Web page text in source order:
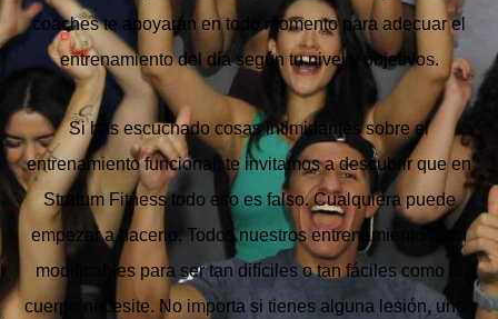
coaches te apoyarán en todo momento para adecuar el
entrenamiento del día según tu nivel y objetivos.
Si has escuchado cosas intimidantes sobre el
entrenamiento funcional, te invitamos a descubrir que en
Stratum Fitness todo eso es falso.Cualquiera puede
empezar a hacerlo. Todos nuestros entrenamientos son
modificables para ser tan difíciles o tan fáciles como tu
cuerpo necesite. No importa si tienes alguna lesión, unos